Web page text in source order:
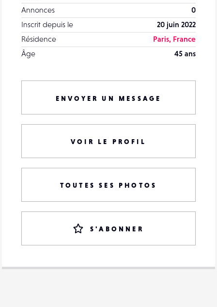
Annonces
0
Inscrit depuis le
20 juin 2022
Résidence
Paris, France
Âge
45 ans
ENVOYER UN MESSAGE
VOIR LE PROFIL
TOUTES SES PHOTOS
S'ABONNER